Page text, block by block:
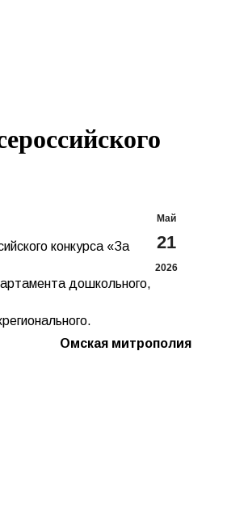
Май
21
2026
конкурса «За
дошкольного,
Омская митрополия